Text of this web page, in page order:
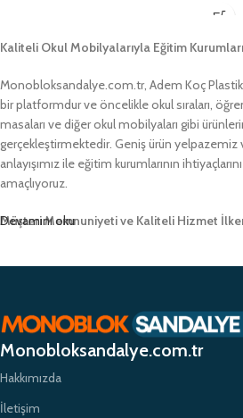
Kaliteli Okul Mobilyalarıyla Eğitim
Monobloksandalye.com.tr, Adem Koç
bir platformdur ve öncelikle okul sıraları,
masaları ve diğer okul mobilyaları gibi ürünlerin
gerçekleştirmektedir. Geniş ürün yelpazemiz
anlayışımız ile eğitim kurumlarının
amaçlıyoruz.
Müşteri Memnuniyeti ve Kaliteli Hizmet
zamanında teslimat garantimizle eğitim
etkili çözümler sunarak sektörde öncü bir
amaçlıyoruz.
Devamını oku
Monobloksandalye.com.tr
Hakkımızda
İletişim